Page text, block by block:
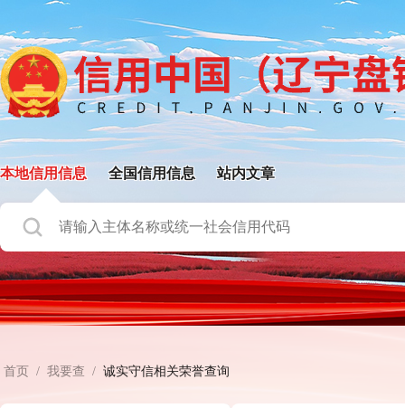
本地信用信息 全国信用信息 站内文章
首页 / 我要查 / 诚实守信相关荣誉查询